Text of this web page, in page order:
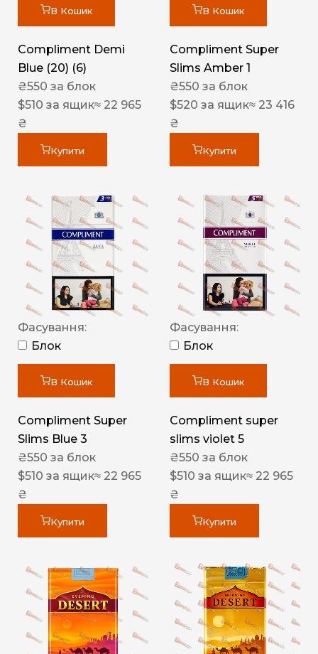
В Кошик
Compliment Demi
Blue (20) (6)
₴550 за блок
$510 за ящик≈ 22 965
₴
Купити
В Кошик
Compliment Super
Slims Amber 1
₴550 за блок
$520 за ящик≈ 23 416
₴
Купити
Фасування:
Блок
В Кошик
Compliment Super
Slims Blue 3
₴550 за блок
$510 за ящик≈ 22 965
₴
Купити
Фасування:
Блок
В Кошик
Compliment super
slims violet 5
₴550 за блок
$510 за ящик≈ 22 965
₴
Купити